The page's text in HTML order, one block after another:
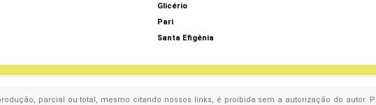
Glicério
Pari
Santa Efigênia
parcial ou total, mesmo citando nossos links, é proibida sem a autorização do autor.